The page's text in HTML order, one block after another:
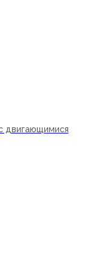
двигающимися